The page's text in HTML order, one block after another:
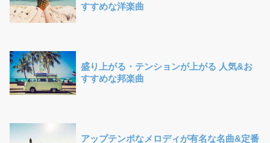
すすめな洋楽曲
盛り上がる・テンションが上がる 人気&お
すすめな邦楽曲
アップテンポなメロディが有名な名曲&定番